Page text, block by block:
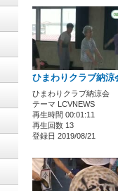
ひまわりクラブ納涼
ひまわりクラブ納涼会
テーマ LCVNEWS
再生時間 00:01:11
再生回数 13
登録日 2019/08/21